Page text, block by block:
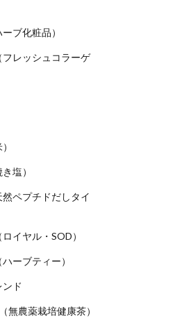
ブ化粧品）
レッシュコラーゲ
塩）
ペプチドだしタイ
イヤル・SOD）
ーブティー）
ド
無農薬栽培健康茶）